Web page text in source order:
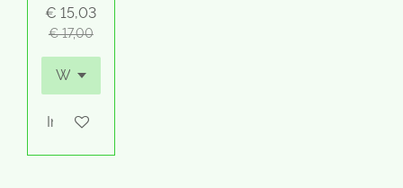
€ 15,03
€ 17,00
In winkelwagen